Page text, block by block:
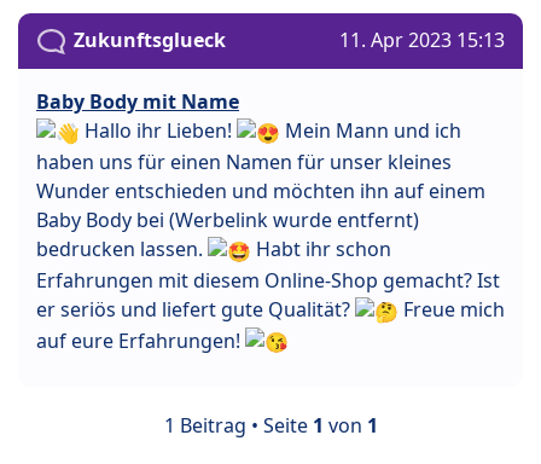
Zukunftsglueck 11. Apr 2023 15:13
Baby Body mit Name
Hallo ihr Lieben!
Mein Mann und ich
haben uns für einen Namen für unser kleines
Wunder entschieden und möchten ihn auf einem
Baby Body bei (Werbelink wurde entfernt)
bedrucken lassen.
Habt ihr schon
Erfahrungen mit diesem Online-Shop gemacht? Ist
er seriös und liefert gute Qualität?
Freue mich
auf eure Erfahrungen!
1 Beitrag • Seite 1 von 1